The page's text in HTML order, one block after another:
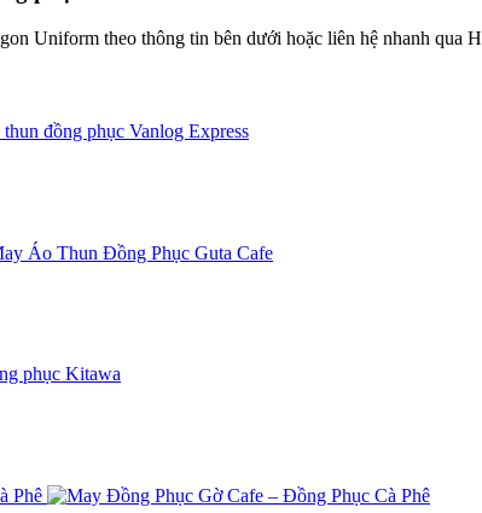
Uniform theo thông tin bên dưới hoặc liên hệ nhanh qua